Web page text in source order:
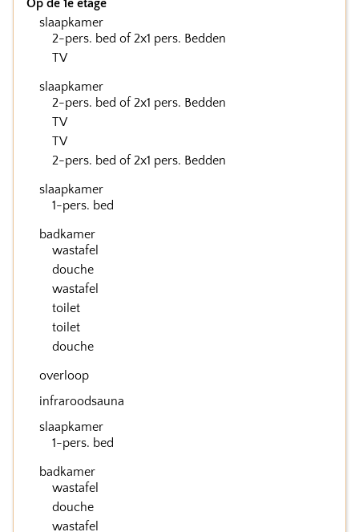
Op de 1e etage
slaapkamer
2-pers. bed of 2x1 pers. Bedden
TV
slaapkamer
2-pers. bed of 2x1 pers. Bedden
TV
TV
2-pers. bed of 2x1 pers. Bedden
slaapkamer
1-pers. bed
badkamer
wastafel
douche
wastafel
toilet
toilet
douche
overloop
infraroodsauna
slaapkamer
1-pers. bed
badkamer
wastafel
douche
wastafel